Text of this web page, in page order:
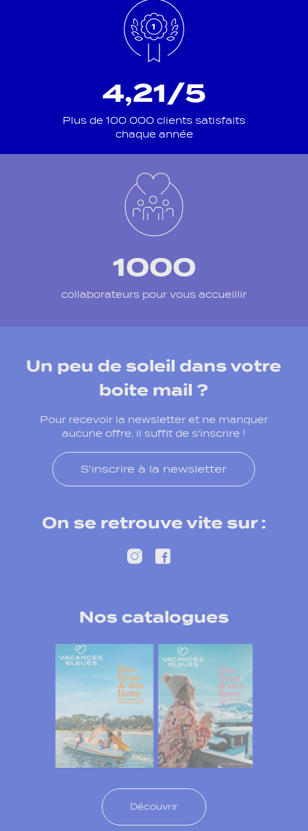
4,21/5
Plus de 100 000 clients satisfaits
chaque année
1000
collaborateurs pour vous accueillir
Un peu de soleil dans votre
boite mail ?
Pour recevoir la newsletter et ne manquer
aucune offre, il suffit de s'inscrire !
S'inscrire à la newsletter
On se retrouve vite sur :
Nos catalogues
Découvrir